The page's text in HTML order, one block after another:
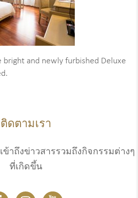
bright and newly furbished Deluxe
ติดตามเรา
าถึงข่าวสารรวมถึงกิจกรรมต่างๆ
ที่เกิดขึ้น